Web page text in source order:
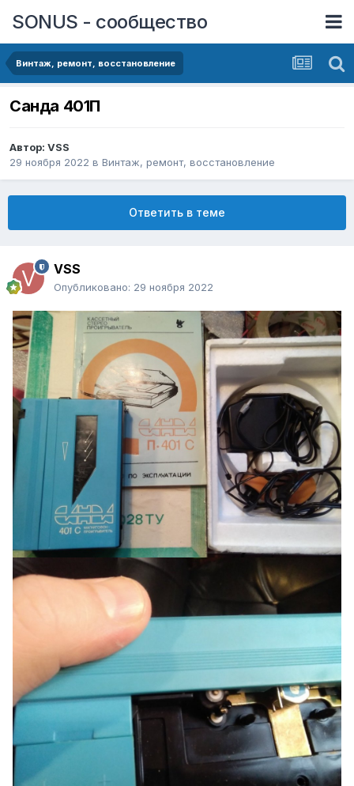
SONUS - сообщество
Винтаж, ремонт, восстановление
Санда 401П
Автор: VSS
29 ноября 2022 в Винтаж, ремонт, восстановление
Ответить в теме
VSS
Опубликовано: 29 ноября 2022